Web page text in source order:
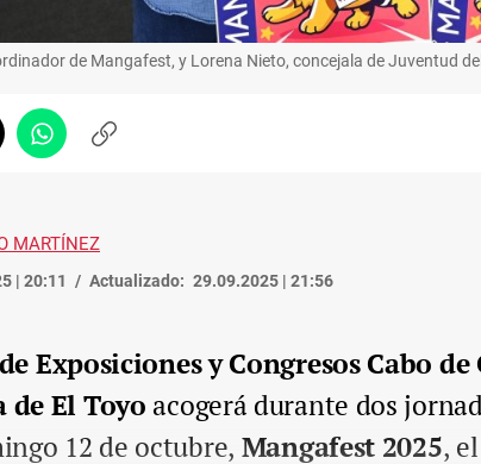
de Mangafest, y Lorena Nieto, concejala de Juventud
WhatsappCopiar
MARTÍNEZ
| 20:11 Actualizado: 29.09.2025 | 21:56
Exposiciones y Congresos Cabo
de El Toyo acogerá durante dos
12 de octubre, Mangafest 2025,